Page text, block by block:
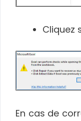
Cliquez
En cas de